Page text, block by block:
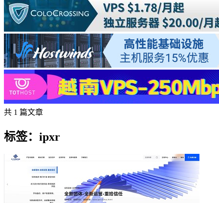
共 1 篇文章
标签：ipxr